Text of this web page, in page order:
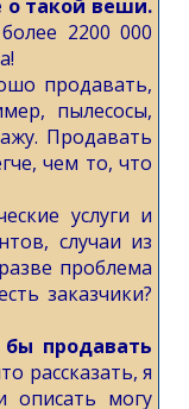
о такой веши.
2200 000
продавать,
пылесосы,
Продавать
чем то, что
услуги и
случаи из
проблема
заказчики?
продавать
рассказать, я
описать могу